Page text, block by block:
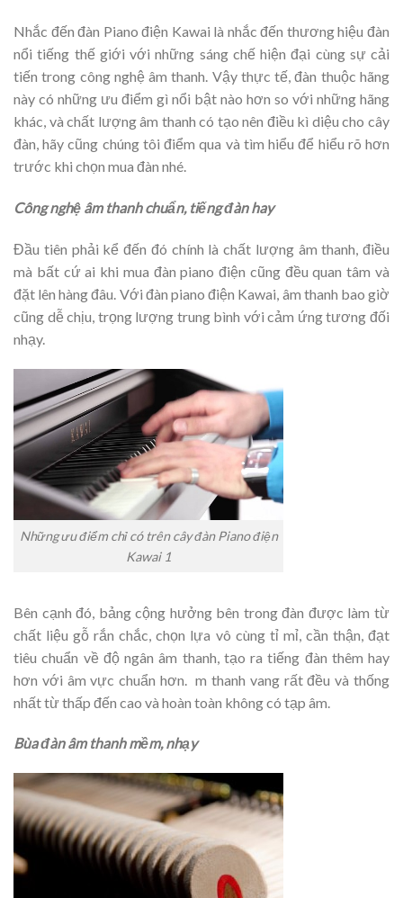
Nhắc đến đàn Piano điện Kawai là nhắc đến thương hiệu đàn
nổi tiếng thế giới với những sáng chế hiện đại cùng sự cải
tiến trong công nghệ âm thanh. Vậy thực tế, đàn thuộc hãng
này có những ưu điểm gì nổi bật nào hơn so với những hãng
khác, và chất lượng âm thanh có tạo nên điều kì diệu cho cây
đàn, hãy cũng chúng tôi điểm qua và tìm hiểu để hiểu rõ hơn
trước khi chọn mua đàn nhé.
Công nghệ âm thanh chuẩn, tiếng đàn hay
Đầu tiên phải kể đến đó chính là chất lượng âm thanh, điều
mà bất cứ ai khi mua đàn piano điện cũng đều quan tâm và
đặt lên hàng đâu. Với đàn piano điện Kawai, âm thanh bao giờ
cũng dễ chịu, trọng lượng trung bình với cảm ứng tương đối
nhạy.
Những ưu điểm chỉ có trên cây đàn Piano điện
Kawai 1
Bên cạnh đó, bảng cộng hưởng bên trong đàn được làm từ
chất liệu gỗ rắn chắc, chọn lựa vô cùng tỉ mỉ, cần thận, đạt
tiêu chuẩn về độ ngân âm thanh, tạo ra tiếng đàn thêm hay
hơn với âm vực chuẩn hơn. m thanh vang rất đều và thống
nhất từ thấp đến cao và hoàn toàn không có tạp âm.
Bùa đàn âm thanh mềm, nhạy